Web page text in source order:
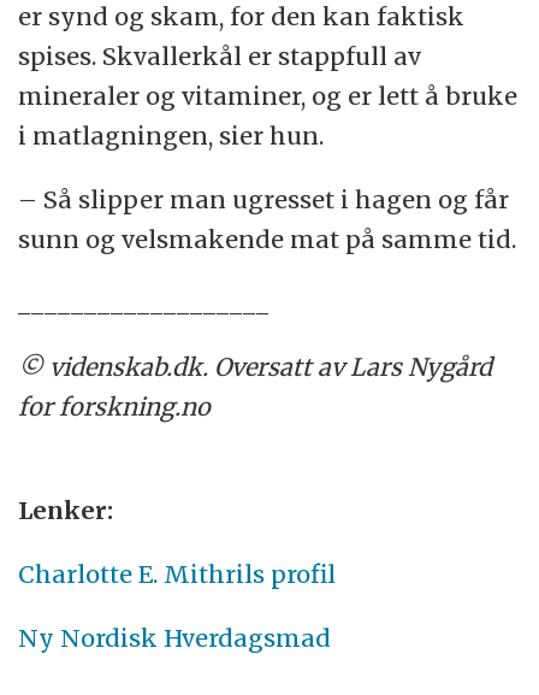
er synd og skam, for den kan faktisk
spises. Skvallerkål er stappfull av
mineraler og vitaminer, og er lett å bruke
i matlagningen, sier hun.
– Så slipper man ugresset i hagen og får
sunn og velsmakende mat på samme tid.
© videnskab.dk. Oversatt av Lars Nygård
for forskning.no
Lenker:
Charlotte E. Mithrils profil
Ny Nordisk Hverdagsmad